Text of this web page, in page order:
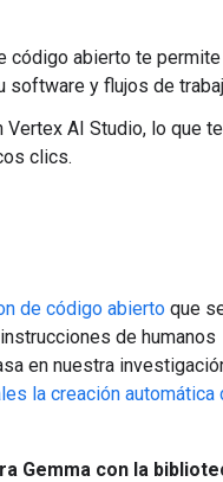
código abierto te permite
software y flujos de
Vertex AI Studio, lo que te
clics.
de código abierto que
de humanos
en nuestra
la creación automática
Gemma con la